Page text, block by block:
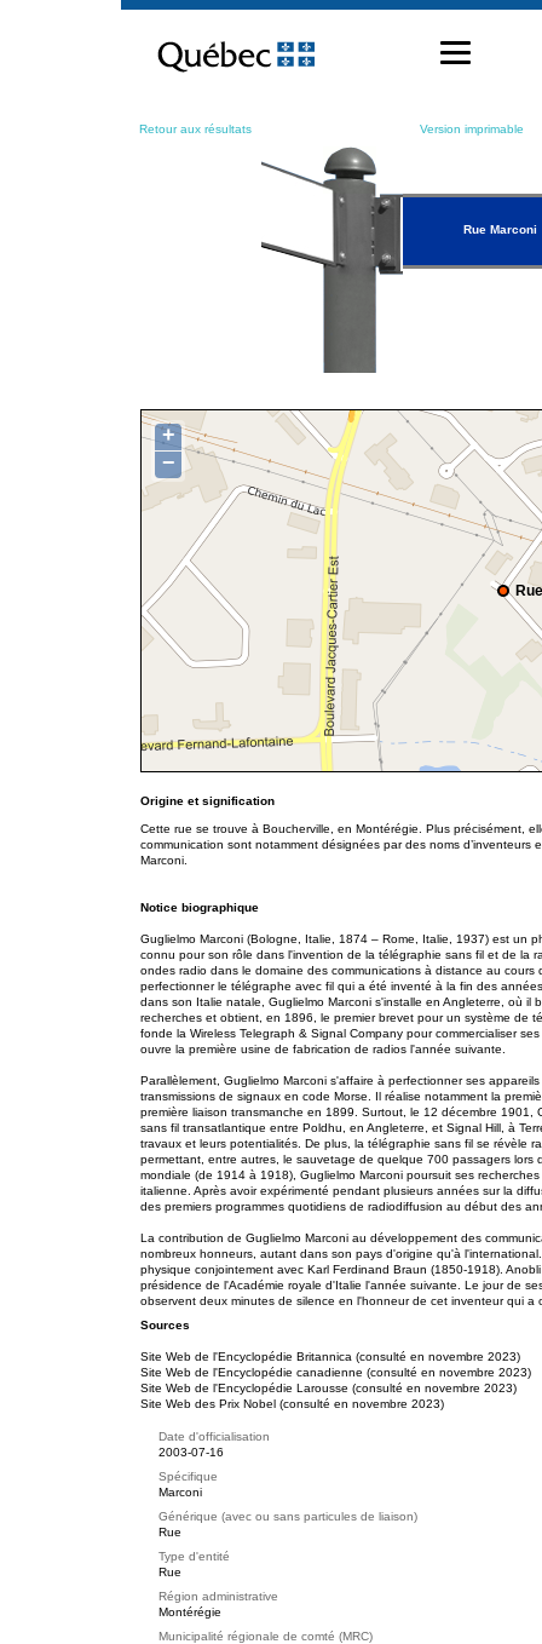
contenu
Retour aux résultats Version imprimable
Rue Marconi
+
−
Origine et signification
Cette rue se trouve à Boucherville, en Montérégie . Plus précisément,
communication sont notamment désignées par des noms
Marconi.
Notice biographique
Guglielmo Marconi (Bologne, Italie, 1874 – Rome, Italie, 1937) est un
connu pour son rôle dans l'invention de la télégraphie sans fil et de la
ondes radio dans le domaine des communications à distance au
perfectionner le télégraphe avec fil qui a été inventé à la fin des
dans son Italie natale, Guglielmo Marconi s'installe en Angleterre, où il
recherches et obtient, en 1896, le premier brevet pour un système de
fonde la Wireless Telegraph & Signal Company pour commercialiser
ouvre la première usine de fabrication de radios l'année suivante.
Parallèlement, Guglielmo Marconi s'affaire à perfectionner ses
transmissions de signaux en code Morse. Il réalise notamment la
première liaison transmanche en 1899. Surtout, le 12 décembre 1901,
sans fil transatlantique entre Poldhu, en Angleterre, et Signal Hill, à
travaux et leurs potentialités. De plus, la télégraphie sans fil se révèle
permettant, entre autres, le sauvetage de quelque 700 passagers lors
mondiale (de 1914 à 1918), Guglielmo Marconi poursuit ses
italienne. Après avoir expérimenté pendant plusieurs années sur la
des premiers programmes quotidiens de radiodiffusion au début des
La contribution de Guglielmo Marconi au développement des
nombreux honneurs, autant dans son pays d'origine qu'à
physique conjointement avec Karl Ferdinand Braun (1850-1918).
présidence de l'Académie royale d'Italie l'année suivante. Le jour de
observent deux minutes de silence en l'honneur de cet inventeur qui
Sources
Site Web de l'Encyclopédie Britannica (consulté en novembre 2023)
Site Web de l'Encyclopédie canadienne (consulté en novembre 2023)
Site Web de l'Encyclopédie Larousse (consulté en novembre 2023)
Site Web des Prix Nobel (consulté en novembre 2023)
Date d'officialisation
2003-07-16
Spécifique
Marconi
Générique (avec ou sans particules de liaison)
Rue
Type d'entité
Rue
Région administrative
Montérégie
Municipalité régionale de comté (MRC)